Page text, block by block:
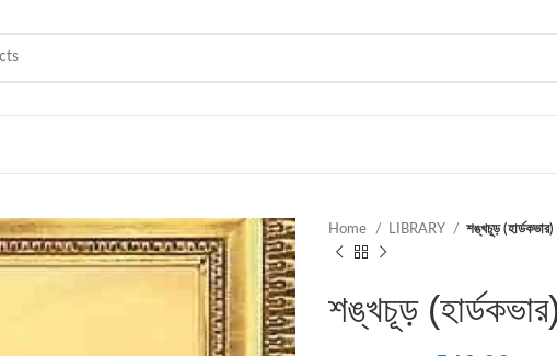
Home LIBRARY শঙ্খচূড় (হার্ডকভার)
শঙ্খচূড়